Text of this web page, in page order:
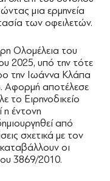
μια ερμηνεία
των οφειλετών.
Ολομέλεια του
2025, υπό την τότε
την Ιωάννα Κλάπα
Αφορμή αποτέλεσε
το Ειρηνοδικείο
η έντονη
από
σχετικά με τον
οι
3869/2010.